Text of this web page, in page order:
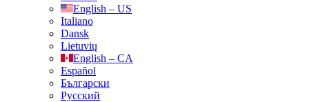
English – US
Italiano
Dansk
Lietuvių
English – CA
Español
Български
Русский